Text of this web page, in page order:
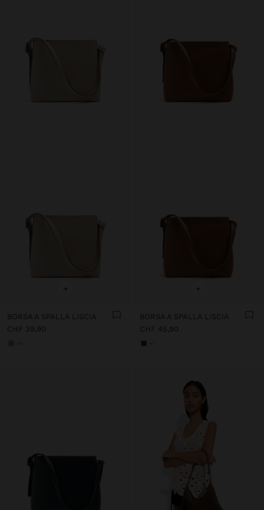
+
BORSA A SPALLA LISCIA
CHF 39,90
+
BORSA A SPALLA LISCIA
CHF 45,90